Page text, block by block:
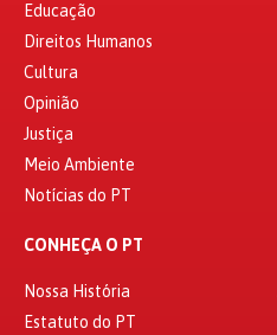
Educação
Direitos Humanos
Cultura
Opinião
Justiça
Meio Ambiente
Notícias do PT
CONHEÇA O PT
Nossa História
Estatuto do PT